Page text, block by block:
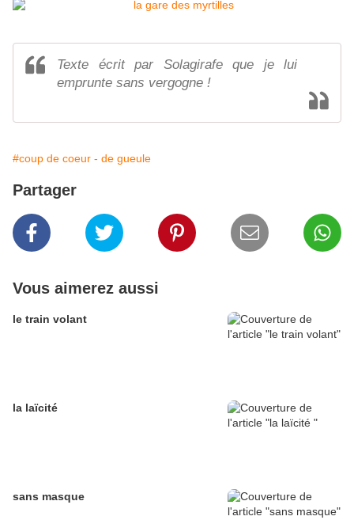
Texte écrit par Solagirafe que je lui
emprunte sans vergogne !
#coup de coeur - de gueule
Partager
Vous aimerez aussi
le train volant
la laïcité
sans masque